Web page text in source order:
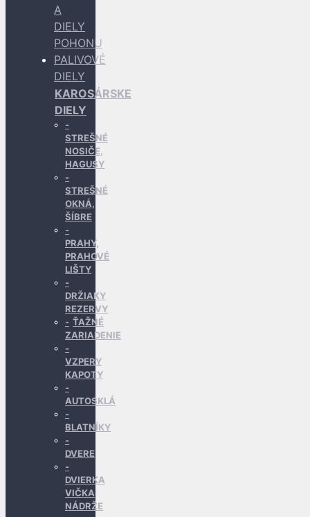
A
DIELY
POHONU
PALIVOVÉ
DIELY
KAROSÁRSKE
DIELY
STREŠNÉ
NOSIČE,
HAGUSY
STREŠNÉ
OKNÁ,
ŠÍBRE
PRAHY,
PRAHOVÉ
LIŠTY
DRŽIAKY
REZERVY
ŤAŽNÉ
ZARIADENIE
VZPERY
KAPOTY
AUTOSKLÁ
BLATNÍKY
DVERE
DVIERKA
VIČKA
NÁDRŽE